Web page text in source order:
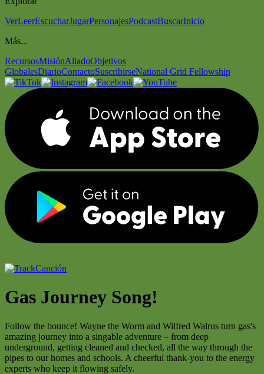
VerLeerEscucharJugarPersonajesPodcastBuscarInicio
Más...
RecursosMisiónAliadoObjetivos
GlobalesDiarioContactoSuscribirseNational Grid Fellowship
Canción
Gas Journey Song!
Follow the bounce! Wayne the Worm and Wilfred Walrus turn gas's
amazing journey into a singable adventure – from deep
underground, getting cleaned and checked, all the way through the
pipes to our homes and schools. A cheerful thank-you to the energy
experts who keep it flowing safely.